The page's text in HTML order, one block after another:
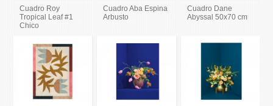
Cuadro Roy
Tropical Leaf #1
Chico
Cuadro Aba Espina
Arbusto
Cuadro Dane
Abyssal 50x70 cm